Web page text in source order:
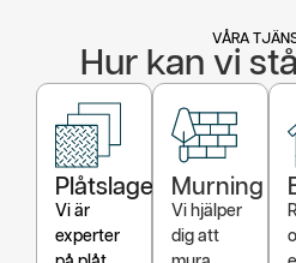
VÅRA
Hur kan vi
Plåtslageri
Vi är
experter
Murning
Vi hjälper
dig att